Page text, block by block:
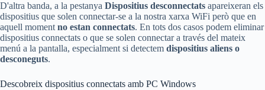
D'altra banda, a la pestanya Dispositius desconnectats apareixeran els
dispositius que solen connectar-se a la nostra xarxa WiFi però que en
aquell moment no estan connectats. En tots dos casos podem eliminar
dispositius connectats o que se solen connectar a través del mateix
menú a la pantalla, especialment si detectem dispositius aliens o
desconeguts.
Descobreix dispositius connectats amb PC Windows